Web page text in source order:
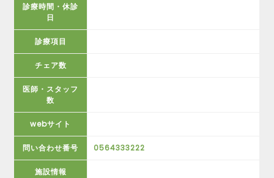
診療時間・休診
日
診療項目
チェア数
医師・スタッフ
数
webサイト
問い合わせ番号 0564333222
施設情報